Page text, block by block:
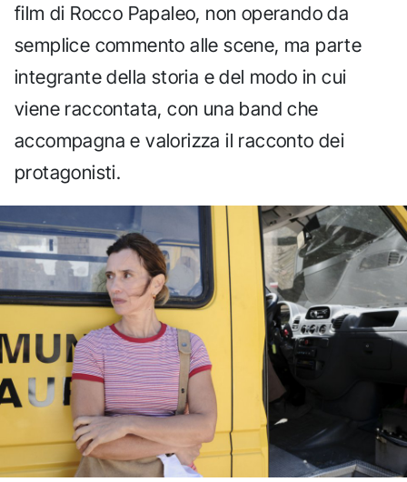
film di Rocco Papaleo, non operando da
semplice commento alle scene, ma parte
integrante della storia e del modo in cui
viene raccontata, con una band che
accompagna e valorizza il racconto dei
protagonisti.